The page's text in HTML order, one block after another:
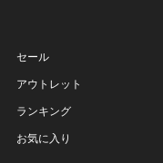
セール
アウトレット
ランキング
お気に入り